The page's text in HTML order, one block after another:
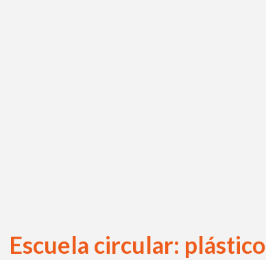
Escuela circular: plástico